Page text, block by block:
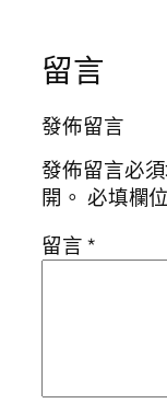
留言
發佈留言
發佈留言必
開。 必填欄
留言*